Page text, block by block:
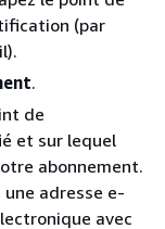
(par
.
de
et sur lequel
abonnement.
une adresse e-
avec